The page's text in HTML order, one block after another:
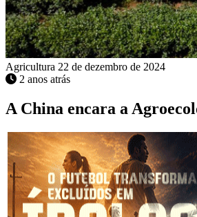
Agricultura 22 de dezembro de 2024
2 anos atrás
A China encara a